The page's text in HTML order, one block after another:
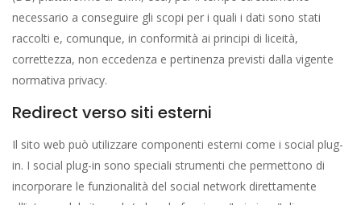
necessario a conseguire gli scopi per i quali i dati sono stati
raccolti e, comunque, in conformità ai principi di liceità,
correttezza, non eccedenza e pertinenza previsti dalla vigente
normativa privacy.
Redirect verso siti esterni
Il sito web può utilizzare componenti esterni come i social plug-
in. I social plug-in sono speciali strumenti che permettono di
incorporare le funzionalità del social network direttamente